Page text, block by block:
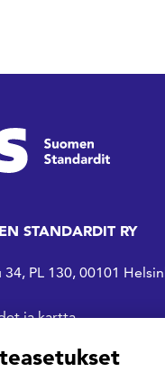
STANDARDIT RY
PL 130, 00101
ja kartta
Linkedinissä
SFS